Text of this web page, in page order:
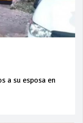
a su esposa en